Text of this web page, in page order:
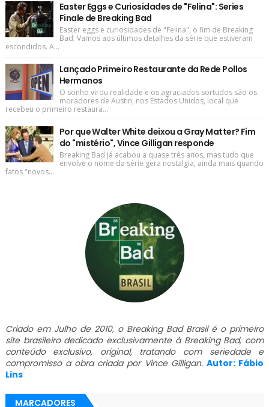
Easter Eggs e Curiosidades de "Felina": Series
Finale de Breaking Bad
Easter eggs e curiosidades de "Felina", o fim de Breaking
Bad. Vamos aos últimos detalhes da série que estiveram
escondidos. A...
Lançado Primeiro Restaurante da Rede Pollos
Hermanos
O sonho virou realidade e os agraciados sortudos são os
moradores de Austin, nos Estados Unidos, local que
recebeu o primeiro restaura...
Por que Walter White deixou a Gray Matter? Fim
do "mistério", Vince Gilligan responde
Breaking Bad já acabou a quase três anos, mas tudo que
envolve o nome da série gera nostalgia, ainda mais quando
fatos "novos...
Criado em Julho de 2010, o Breaking Bad Brasil é o primeiro
site brasileiro dedicado exclusivamente à Breaking Bad, com
conteúdo exclusivo, original, tratando com seriedade e
compromisso a obra criada por Vince Gilligan. Autor: Fábio
Lins
MARCADORES